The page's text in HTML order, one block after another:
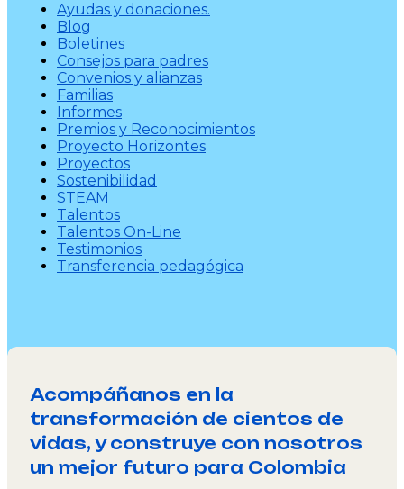
Ayudas y donaciones.
Blog
Boletines
Consejos para padres
Convenios y alianzas
Familias
Informes
Premios y Reconocimientos
Proyecto Horizontes
Proyectos
Sostenibilidad
STEAM
Talentos
Talentos On-Line
Testimonios
Transferencia pedagógica
Acompáñanos en la
transformación de cientos de
vidas, y construye con nosotros
un mejor futuro para Colombia